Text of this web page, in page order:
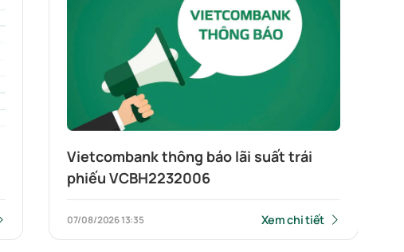
Vietcombank thông báo lãi suất trái
phiếu VCBH2232006
07/08/202613:35 Xem chi tiết